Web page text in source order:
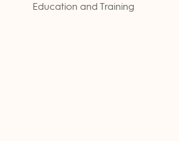
Education and Training